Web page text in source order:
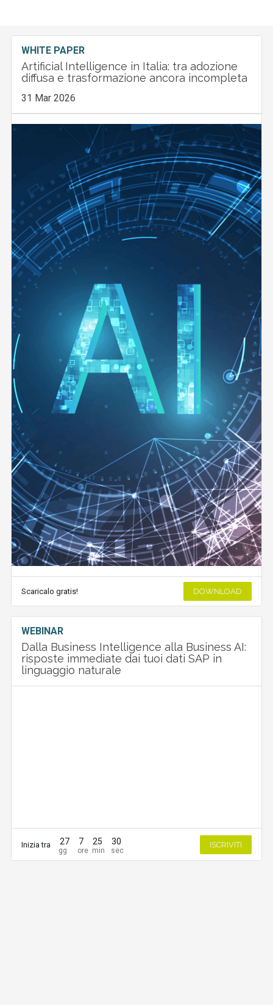
WHITE PAPER
Artificial Intelligence in Italia: tra adozione
diffusa e trasformazione ancora incompleta
31 Mar 2026
Scaricalo gratis! DOWNLOAD
WEBINAR
Dalla Business Intelligence alla Business AI:
risposte immediate dai tuoi dati SAP in
linguaggio naturale
Inizia tra 27 7 25 30 ISCRIVITI